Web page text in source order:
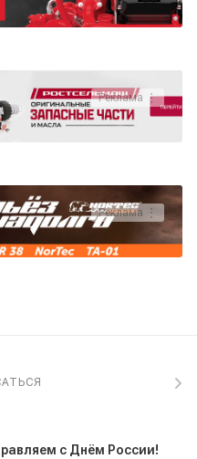
Реклама ⋮
Реклама ⋮
с Днём России!